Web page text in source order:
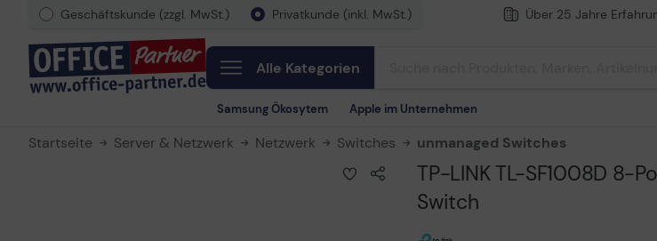
Geschäftskunde (zzgl. MwSt.) Privatkunde (inkl. MwSt.) Über 25 Jahre
Alle Kategorien
Samsung Ökosytem Apple im Unternehmen
Startseite Server & Netzwerk Netzwerk Switches unmanaged Switches
TP-LINK TL-SF1008D 8-
Switch